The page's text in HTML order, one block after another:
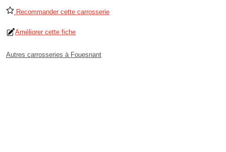
Recommander cette carrosserie
Améliorer cette fiche
Autres carrosseries à Fouesnant